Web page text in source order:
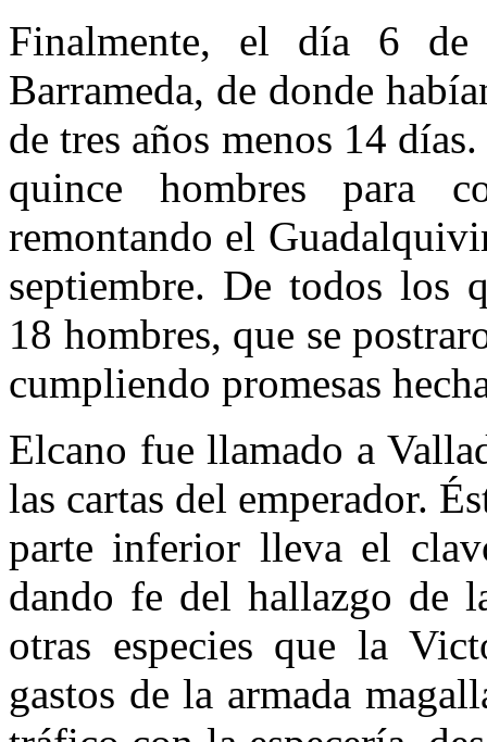
Finalmente, el día 6 de
Barrameda, de donde
de tres años menos 14
quince hombres para
remontando el
septiembre. De todos los
18 hombres, que se
cumpliendo promesas
Elcano fue llamado a
las cartas del emperador.
parte inferior lleva el
dando fe del hallazgo de
otras especies que la
gastos de la armada